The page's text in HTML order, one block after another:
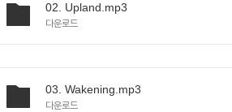
02. Upland.mp3
다운로드
03. Wakening.mp3
다운로드